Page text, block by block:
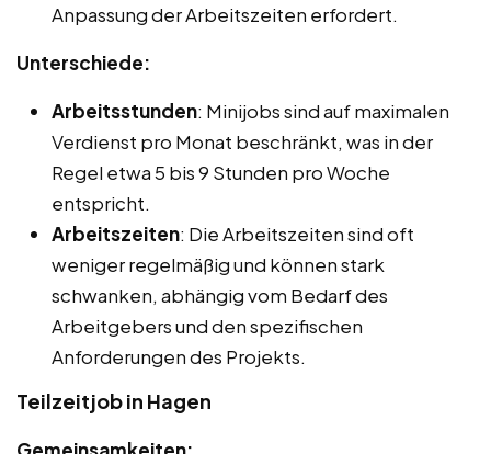
Anpassung der Arbeitszeiten erfordert.
Unterschiede:
Arbeitsstunden: Minijobs sind auf maximalen
Verdienst pro Monat beschränkt, was in der
Regel etwa 5 bis 9 Stunden pro Woche
entspricht.
Arbeitszeiten: Die Arbeitszeiten sind oft
weniger regelmäßig und können stark
schwanken, abhängig vom Bedarf des
Arbeitgebers und den spezifischen
Anforderungen des Projekts.
Teilzeitjob in Hagen